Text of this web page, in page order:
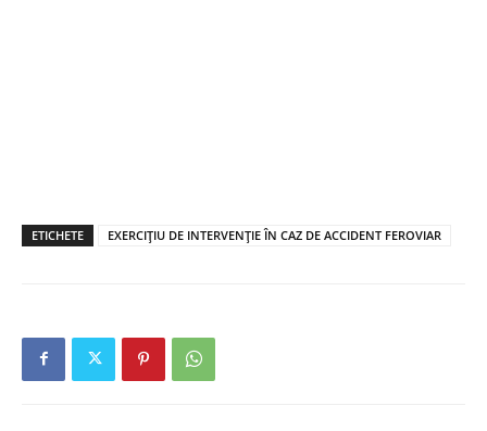
ETICHETE EXERCIȚIU DE INTERVENȚIE ÎN CAZ DE ACCIDENT FEROVIAR